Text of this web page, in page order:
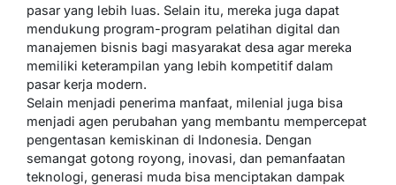
pasar yang lebih luas. Selain itu, mereka juga dapat
mendukung program-program pelatihan digital dan
manajemen bisnis bagi masyarakat desa agar mereka
memiliki keterampilan yang lebih kompetitif dalam
pasar kerja modern.
Selain menjadi penerima manfaat, milenial juga bisa
menjadi agen perubahan yang membantu mempercepat
pengentasan kemiskinan di Indonesia. Dengan
semangat gotong royong, inovasi, dan pemanfaatan
teknologi, generasi muda bisa menciptakan dampak